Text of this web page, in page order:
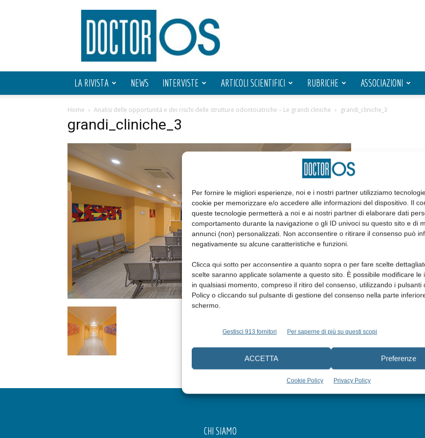
Per fornire le migliori esperienze, noi e i nostri partner utilizziamo
cookie per memorizzare e/o accedere alle informazioni del dispositivo. Il
queste tecnologie permetterà a noi e ai nostri partner di elaborare dati
comportamento durante la navigazione o gli ID univoci su questo sito e di
annunci (non) personalizzati. Non acconsentire o ritirare il consenso può
negativamente su alcune caratteristiche e funzioni.
Clicca qui sotto per acconsentire a quanto sopra o per fare scelte
scelte saranno applicate solamente a questo sito. È possibile modificare le
in qualsiasi momento, compreso il ritiro del consenso, utilizzando i pulsanti
Policy o cliccando sul pulsante di gestione del consenso nella parte
schermo.
Gestisci 913 fornitori Per saperne di più su questi scopi
ACCETTA Preferenze
Cookie Policy Privacy Policy
Doctor
OS
LA RIVISTA NEWS INTERVISTE ARTICOLI SCIENTIFICI RUBRICHE ASSOCIAZIONI
Home Analisi delle opportunità e dei rischi delle strutture odontoiatriche – Le grandi cliniche grandi_cliniche_3
grandi_cliniche_3
CHI SIAMO